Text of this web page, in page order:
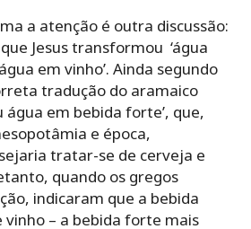
a atenção é outra discussão:
Jesus transformou ‘água
em vinho’. Ainda segundo
tradução do aramaico
água em bebida forte’, que,
e época,
tratar-se de cerveja e
quando os gregos
indicaram que a bebida
– a bebida forte mais